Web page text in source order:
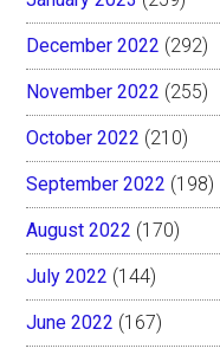
December 2022 (292)
November 2022 (255)
October 2022 (210)
September 2022 (198)
August 2022 (170)
July 2022 (144)
June 2022 (167)